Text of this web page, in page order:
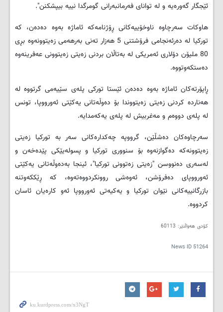
ئێجگار گەورەیە و لە توانای فەرمانبەرانی گومرگدا نییە بیپشكنن".
هاوكات سەرچاوە ناوخۆییەكانی ڕۆژنامەكە ئاماژە بەوە دەدەن، كە
توركیا لە دەرئەنجامی فرۆشتنی 5 هەزار تەنی بەرهەمی زەیتوونەوە بڕی
80 ملیۆن دۆلاری ئەمریكی لە بەتاڵان بردنی زەیتی زەیتوونی عەفرینەوە
دەستكەوتووە.
ڕاپۆرتەكان ئاماژە بەوە دەدەن ئێستا توركی پلەی سێیەمی گرتووە لە
هەناردە كردنی زەیتی زەیتووندا بۆ دەوڵەتانی یەكێتی ئەورووپا، تونس
لە پلەی دووەم و مەغربیش لە پلەی یەكەمدایە.
سەرچاوەكان دەشڵێن، گرووپە چەكدارەكانی سەر بە توركیا زەیتی
زەیتوونەكە دەگوازنەوە بۆ سنووری توركیا و پسولەیێكی پێدەخەن ‌و
لەسەری دەنووسن "زەیتی زەتوونی توركیا"، ئینجا بەدەوڵەتانی یەكێتی
ئەورووپای دەفرۆشن، ئەوەشی روونكردووەتەوە، كە ڕێككەوتنە
بازرگانییەكانی نێوان توركیا و یەكیەتی ئەورووپا ئەو كارەیان ئاسان
كردووە.
کۆدی هەواڵنێر: 60113
News ID 51264